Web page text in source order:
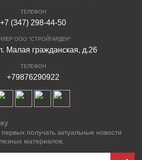
ТЕЛЕФОН
+7 (347) 298-44-50
ООО "СТРОЙГАРДЕН"
Малая гражданская, д.26
ТЕЛЕФОН
+79876290922
получать актуальные новости
материалов.